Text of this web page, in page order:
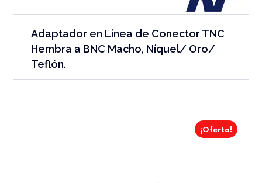
Adaptador en Línea de Conector TNC
Hembra a BNC Macho, Níquel/ Oro/
Teflón.
¡Oferta!